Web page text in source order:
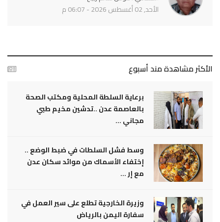
الأحد, 02 أغسطس 2026 - 06:07 م
الأكثر مشاهدة مند أسبوع
برعاية السلطة المحلية ومكتب الصحة
بالعاصمة عدن ..تدشين مخيم طبي
مجاني ...
وسط فشل السلطات في ضبط الوضع ..
إختفاء الأسماك من موائد سكان عدن
مع إر ...
وزيرة الخارجية تطلع على سير العمل في
سفارة اليمن بالرياض